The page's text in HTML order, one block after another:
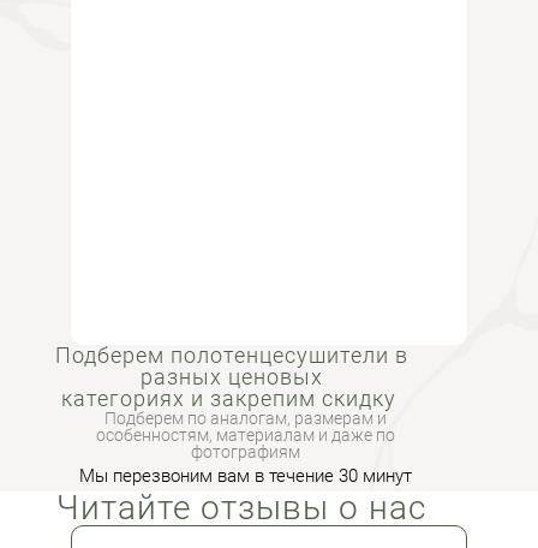
Подберем полотенцесушители в
разных ценовых
категориях и закрепим скидку
Подберем по аналогам, размерам и
особенностям, материалам и даже по
фотографиям
Мы перезвоним вам в течение 30 минут
Читайте отзывы о нас